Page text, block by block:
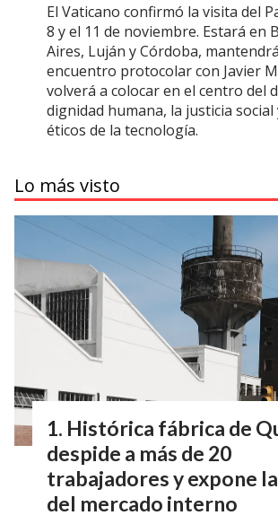
El Vaticano confirmó la visita del
8 y el 11 de noviembre. Estará en
Aires, Luján y Córdoba,
encuentro protocolar con Javier
volverá a colocar en el centro del
dignidad humana, la justicia
éticos de la tecnología.
Lo más visto
Histórica fábrica de
despide a más de 20
trabajadores y expone
del mercado interno